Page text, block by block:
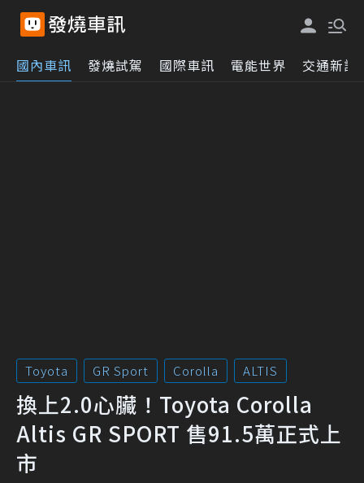
國內車訊 發燒試駕 國際車訊 電能世界 交通新訊
Toyota GR Sport Corolla ALTIS
換上2.0心臟！Toyota Corolla
Altis GR SPORT 售91.5萬正式上
市